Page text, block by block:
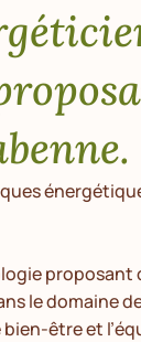
proposant
le domaine
être et